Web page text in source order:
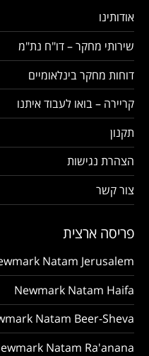
אודותינו
שירותי מחקר – דו"ח נת"מ
דוחות מחקר בינלאומיים
קריירה – בואו לעבוד איתנו
תקנון
הצהרת נגישות
צור קשר
פריסה ארצית
Natam Jerusalem
Newmark Natam Haifa
Natam Beer-Sheva
Natam Ra'anana